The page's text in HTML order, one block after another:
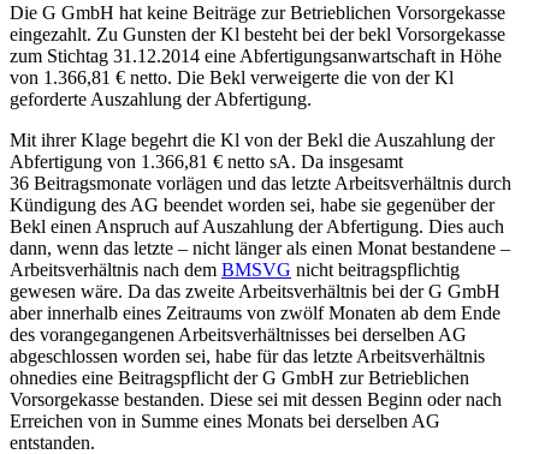
Die G GmbH hat keine Beiträge zur Betrieblichen Vorsorgekasse
eingezahlt. Zu Gunsten der Kl besteht bei der bekl Vorsorgekasse
zum Stichtag 31.12.2014 eine Abfertigungsanwartschaft in Höhe
von 1.366,81 € netto. Die Bekl verweigerte die von der Kl
geforderte Auszahlung der Abfertigung.
Mit ihrer Klage begehrt die Kl von der Bekl die Auszahlung der
Abfertigung von 1.366,81 € netto sA. Da insgesamt
36 Beitragsmonate vorlägen und das letzte Arbeitsverhältnis durch
Kündigung des AG beendet worden sei, habe sie gegenüber der
Bekl einen Anspruch auf Auszahlung der Abfertigung. Dies auch
dann, wenn das letzte – nicht länger als einen Monat bestandene –
Arbeitsverhältnis nach dem BMSVG nicht beitragspflichtig
gewesen wäre. Da das zweite Arbeitsverhältnis bei der G GmbH
aber innerhalb eines Zeitraums von zwölf Monaten ab dem Ende
des vorangegangenen Arbeitsverhältnisses bei derselben AG
abgeschlossen worden sei, habe für das letzte Arbeitsverhältnis
ohnedies eine Beitragspflicht der G GmbH zur Betrieblichen
Vorsorgekasse bestanden. Diese sei mit dessen Beginn oder nach
Erreichen von in Summe eines Monats bei derselben AG
entstanden.